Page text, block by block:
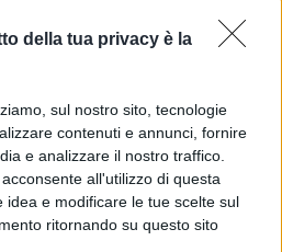
della tua privacy è la
sul nostro sito, tecnologie
contenuti e annunci, fornire
e analizzare il nostro traffico.
all'utilizzo di questa
idea e modificare le tue scelte sul
ritornando su questo sito
con minore presenza dello
i Garanti risultino
dov’era l’Autorità
Opere pubbliche mentre
a rilento (e male) i
antinondazione?